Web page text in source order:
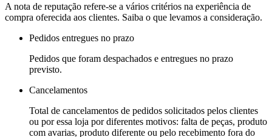
A nota de reputação refere-se a vários critérios na experiência de
compra oferecida aos clientes. Saiba o que levamos a consideração.
Pedidos entregues no prazo
Pedidos que foram despachados e entregues no prazo
previsto.
Cancelamentos
Total de cancelamentos de pedidos solicitados pelos clientes
ou por essa loja por diferentes motivos: falta de peças, produto
com avarias, produto diferente ou pelo recebimento fora do